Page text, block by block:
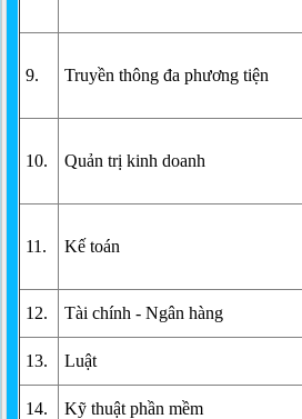
9. Truyền thông đa phương tiện
10. Quản trị kinh doanh
11. Kế toán
12. Tài chính - Ngân hàng
13. Luật
14. Kỹ thuật phần mềm